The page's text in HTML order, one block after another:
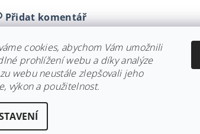
Přidat komentář
Upravit nastavení cookies
cookies, abychom Vám umožnili
prohlížení webu a díky analýze
webu neustále zlepšovali jeho
výkon a použitelnost.